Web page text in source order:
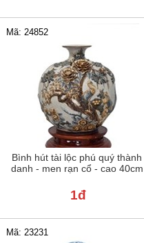
Bình hút tài lộc phú quý thành
danh - men rạn cổ - cao 40cm
Mã: 24852
1đ
Mã: 23231